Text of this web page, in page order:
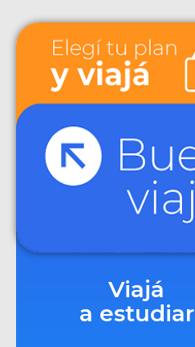
Viajá
a estudiar